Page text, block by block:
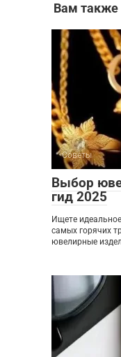
Вам также
Советы
Выбор
гид 2025
Ищете
самых горячих
ювелирные